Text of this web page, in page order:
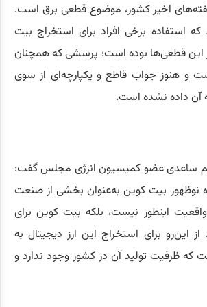
اخیر کشور، موضوع قطعی برق است.
که استفاده برخی افراد برای استخراج بیت
این قطعی‌ها بوده است؛ پرسشی که همچنان
و هنوز جواب قاطع و یکپارچه‌ای از سوی
آن داده نشده است.
ساعدی عضو کمیسیون انرژی مجلس گفت:
نوظهور بیت کوین به‌عنوان بخشی از صنعت
اینطور نیست، بلکه بیت کوین برای
از این‌رو برای استخراج این ارز دیجیتال به
که ظرفیت تولید آن در کشور وجود ندارد و